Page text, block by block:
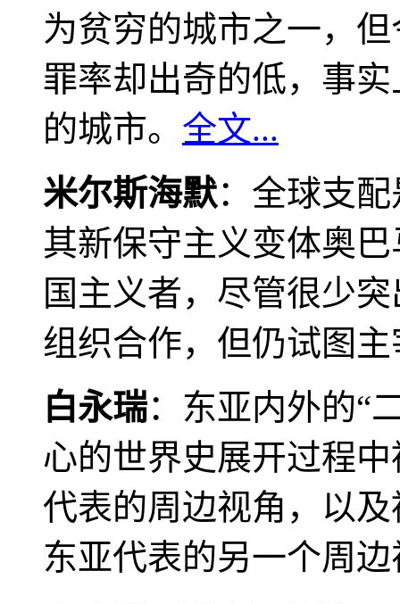
为贫穷的城市之一，
罪率却出奇的低，事
的城市。 全文...
米尔斯海默：全球支
其新保守主义变体奥
国主义者，尽管很少
组织合作，但仍试图
白永瑞：东亚内外的“
心的世界史展开过程
代表的周边视角，以
东亚代表的另一个周